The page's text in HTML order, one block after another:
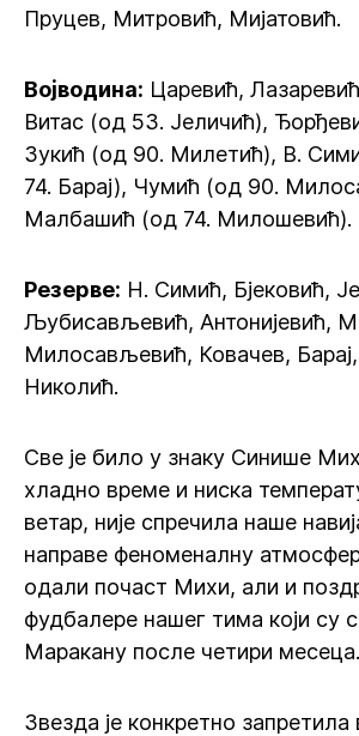
Пруцев, Митровић, Мијатовић.
Војводина: Царевић,
Витас (од 53. Јеличић),
Зукић (од 90. Милетић), В.
74. Барај), Чумић (од 90.
Малбашић (од 74. Милошевић).
Резерве: Н. Симић, Бјековић,
Љубисављевић, Антонијевић,
Милосављевић, Ковачев,
Николић.
Све је било у знаку Синише
хладно време и ниска
ветар, није спречила наше
направе феноменалну
одали почаст Михи, али и
фудбалере нашег тима који су
Маракану после четири месеца.
Звезда је конкретно